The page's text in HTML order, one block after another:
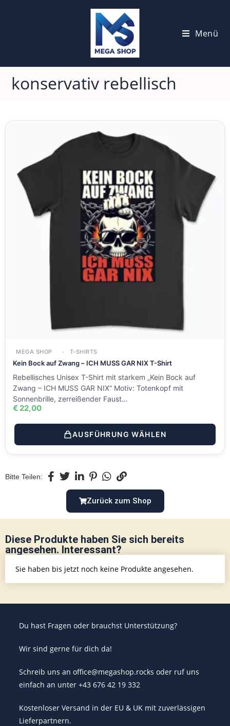
Menü
konservativ rebellisch
MEGA SHOP T-SHIRTS
Kein Bock auf Zwang – ICH MUSS GAR NIX T-Shirt
Rebellisches Unisex T-Shirt mit starkem „Kein Bock auf
Zwang – ICH MUSS GAR NIX“ Motiv: Totenkopf mit
Sonnenbrille, zerreißender Faust…
€ 22,00
AUSFÜHRUNG WÄHLEN
Bitte Teilen:
Zurück zum Shop
Diese Produkte haben Sie sich bereits
angesehen. Interessant?
Sie haben bis jetzt noch keine Produkte angesehen.
Du hast Fragen oder brauchst Unterstützung?
Wir sind gerne für dich da!
Schreib uns an office@megashop.rocks oder ruf uns
einfach an unter +43 676 42 19 332
Kostenloser Versand in der EU & UK mit zuverlässigen
Lieferpartnern.